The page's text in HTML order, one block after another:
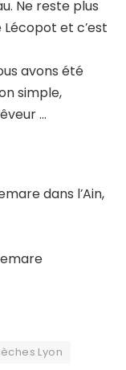
Ne reste plus
et c’est
avons été
simple,
…
dans l’Ain,
Lyon